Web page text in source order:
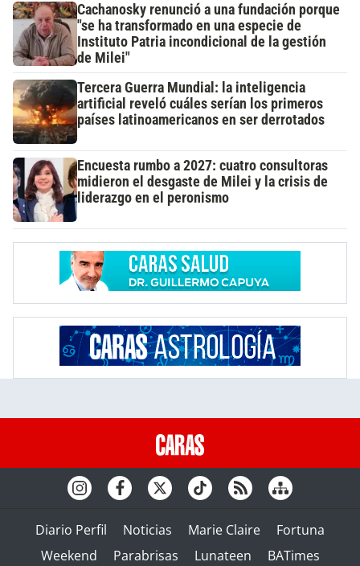
Cachanosky renunció a una fundación porque
"se ha transformado en una especie de
Instituto Patria incondicional de la gestión
de Milei"
Tercera Guerra Mundial: la inteligencia
artificial reveló cuáles serían los primeros
países latinoamericanos en ser derrotados
Encuesta rumbo a 2027: cuatro consultoras
midieron el desgaste de Milei y la crisis de
liderazgo en el peronismo
Diario Perfil Noticias Marie Claire
Fortuna
Weekend
Parabrisas Lunateen BATimes